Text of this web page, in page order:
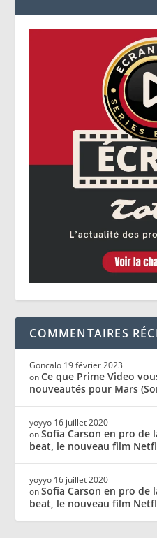
COMMENTAIRES
Goncalo 19 février 2023
onCe que Prime Video
nouveautés pour Mars
yoyyo 16 juillet 2020
onSofia Carson en pro de
beat, le nouveau film
yoyyo 16 juillet 2020
onSofia Carson en pro de
beat, le nouveau film